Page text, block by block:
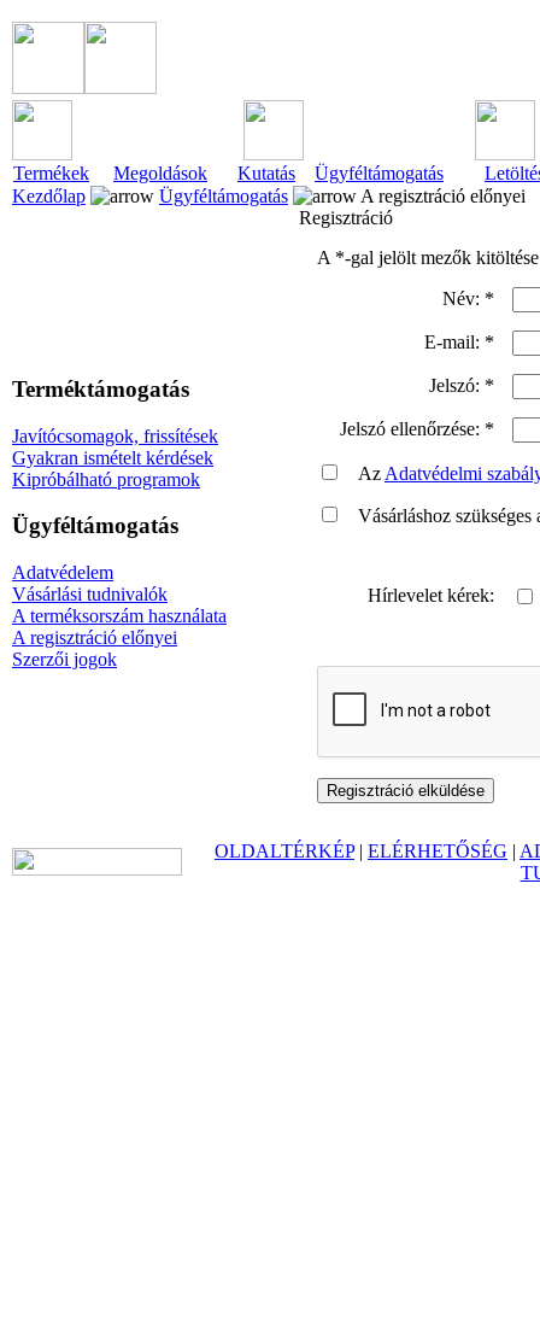
Termékek Megoldások Kutatás Ügyféltámogatás
Kezdőlap
Ügyféltámogatás A regisztráció előnyei
Terméktámogatás
Javítócsomagok, frissítések
Gyakran ismételt kérdések
Kipróbálható programok
Ügyféltámogatás
Adatvédelem
Vásárlási tudnivalók
A terméksorszám használata
A regisztráció előnyei
Szerzői jogok
Regisztráció
A *-gal jelölt mezők
Név: *
E-mail: *
Jelszó: *
Jelszó ellenőrzése: *
Az Adatvédelmi
Vásárláshoz
Hírlevelet kérek:
OLDALTÉRKÉP| ELÉRHETŐSÉG |